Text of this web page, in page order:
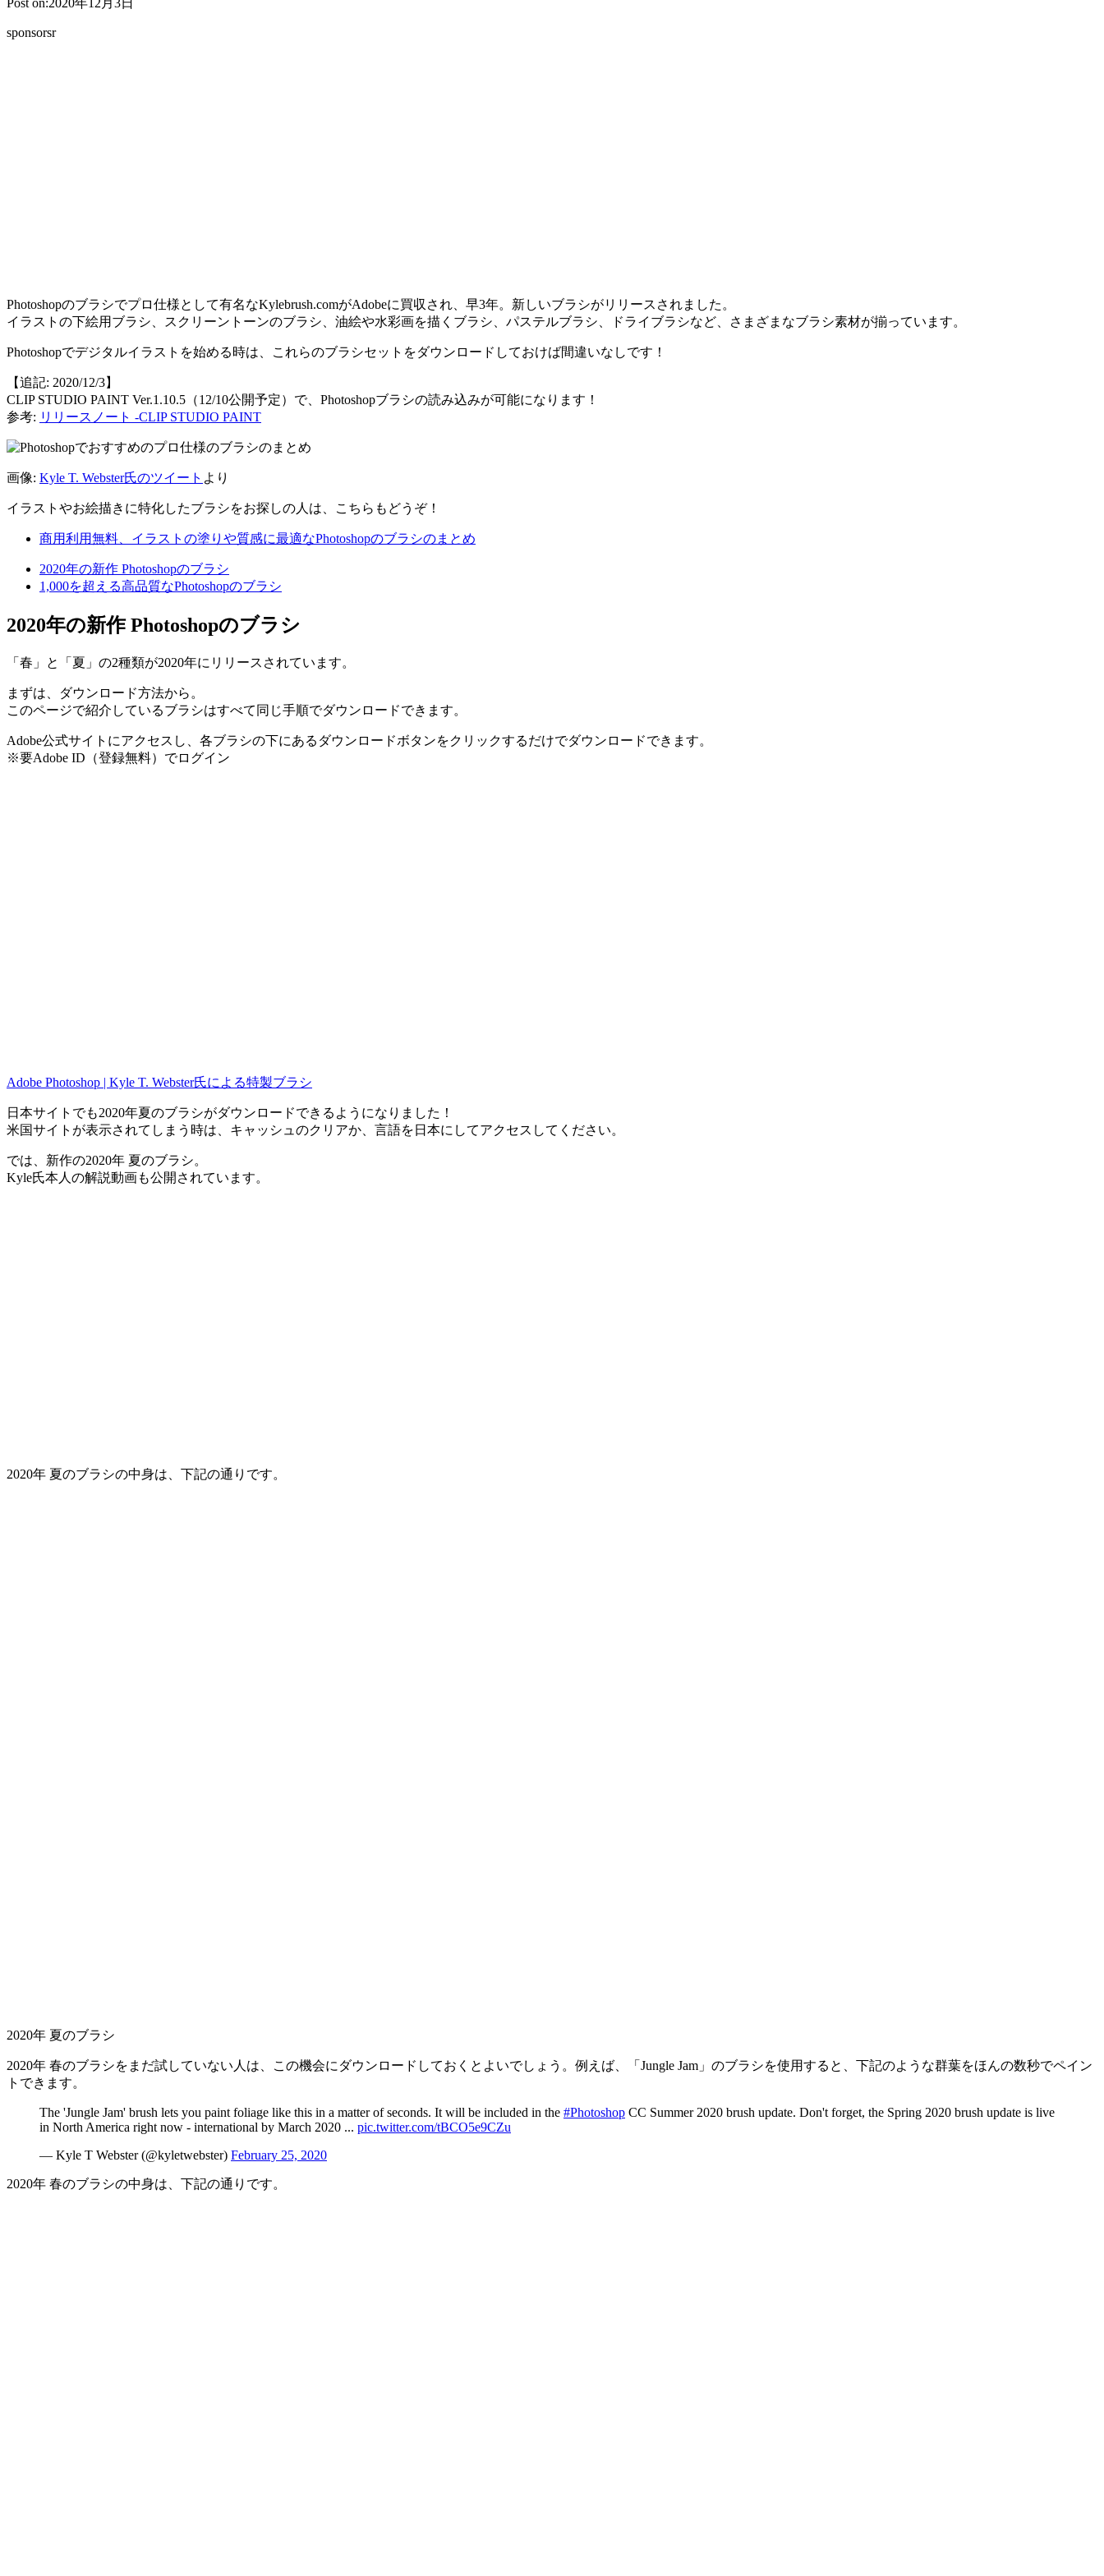
sponsorsr
Photoshopのブラシでプロ仕様として有名なKylebrush.comがAdobeに買収され、早3年。新しいブラシがリリースされました。
イラストの下絵用ブラシ、スクリーントーンのブラシ、油絵や水彩画を描くブラシ、パステルブラシ、ドライブラシなど、さまざまなブラシ素材が揃っています。
Photoshopでデジタルイラストを始める時は、これらのブラシセットをダウンロードしておけば間違いなしです！
【追記: 2020/12/3】
CLIP STUDIO PAINT Ver.1.10.5（12/10公開予定）で、Photoshopブラシの読み込みが可能になります！
参考: リリースノート -CLIP STUDIO PAINT
画像: Kyle T. Webster氏のツイート より
イラストやお絵描きに特化したブラシをお探しの人は、こちらもどうぞ！
商用利用無料、イラストの塗りや質感に最適なPhotoshopのブラシのまとめ
2020年の新作 Photoshopのブラシ
1,000を超える高品質なPhotoshopのブラシ
2020年の新作 Photoshopのブラシ
「春」と「夏」の2種類が2020年にリリースされています。
まずは、ダウンロード方法から。
このページで紹介しているブラシはすべて同じ手順でダウンロードできます。
Adobe公式サイトにアクセスし、各ブラシの下にあるダウンロードボタンをクリックするだけでダウンロードできます。
※要Adobe ID（登録無料）でログイン
Adobe Photoshop | Kyle T. Webster氏による特製ブラシ
日本サイトでも2020年夏のブラシがダウンロードできるようになりました！
米国サイトが表示されてしまう時は、キャッシュのクリアか、言語を日本にしてアクセスしてください。
では、新作の2020年 夏のブラシ。
Kyle氏本人の解説動画も公開されています。
2020年 夏のブラシの中身は、下記の通りです。
2020年 夏のブラシ
2020年 春のブラシをまだ試していない人は、この機会にダウンロードしておくとよいでしょう。例えば、「Jungle Jam」のブラシを使用すると、下記のような群葉をほんの数秒でペイン
トできます。
The 'Jungle Jam' brush lets you paint foliage like this in a matter of seconds. It will be included in the #Photoshop CC Summer 2020 brush update. Don't forget, the Spring 2020 brush update is live
in North America right now - international by March 2020 ... pic.twitter.com/tBCO5e9CZu
— Kyle T Webster (@kyletwebster) February 25, 2020
2020年 春のブラシの中身は、下記の通りです。